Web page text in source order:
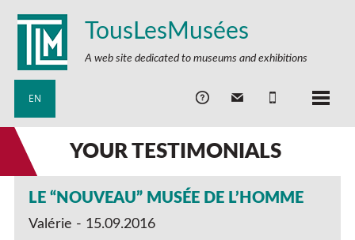
TousLesMusées
A web site dedicated to museums and exhibitions
EN
YOUR TESTIMONIALS
LE “NOUVEAU” MUSÉE DE L’HOMME
Valérie - 15.09.2016